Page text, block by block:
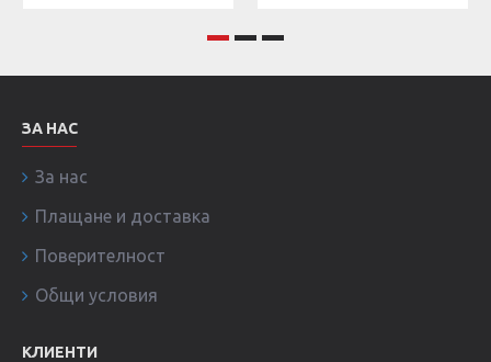
ЗА НАС
За нас
Плащане и доставка
Поверителност
Общи условия
КЛИЕНТИ